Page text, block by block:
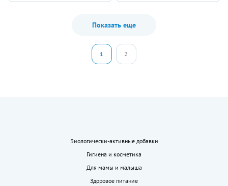
Показать еще
1 2
Биологически-активные добавки
Гигиена и косметика
Для мамы и малыша
Здоровое питание